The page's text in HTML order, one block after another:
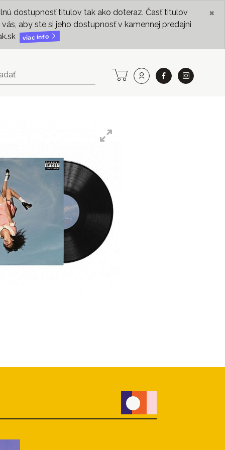
dostupnosť titulov tak ako doteraz. Časť titulov
aby ste si jeho dostupnosť v kamennej predajni
viac info
×